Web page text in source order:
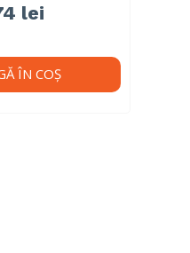
lei
ÎN COŞ